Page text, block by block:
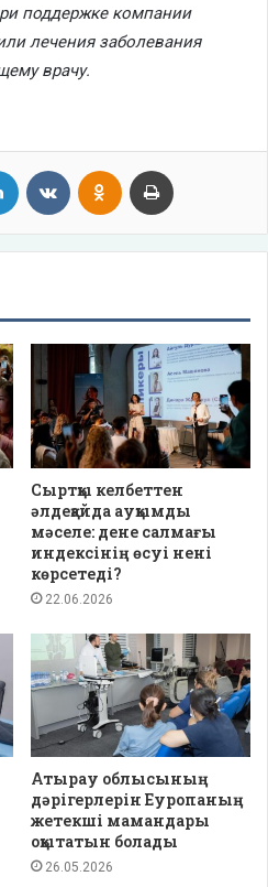
поддержке компании
лечения заболевания
врачу.
LinkedIn VKontakteOdnoklassniki
Сыртқы келбеттен
әлдеқайда ауқымды
мәселе: дене салмағы
индексінің өсуі нені
көрсетеді?
22.06.2026
Атырау облысының
дәрігерлерін Еуропаның
жетекші мамандары
оқытатын болады
26.05.2026